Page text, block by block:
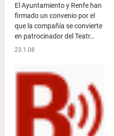
El Ayuntamiento y Renfe han
firmado un convenio por el
que la compañía se convierte
en patrocinador del Teatr…
23.1.08